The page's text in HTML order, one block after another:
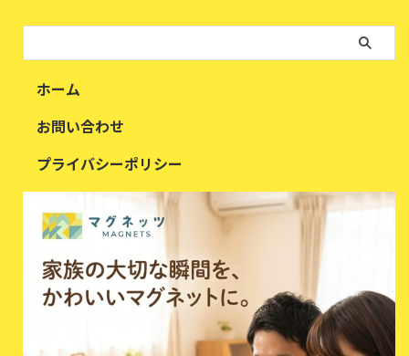
ホーム
お問い合わせ
プライバシーポリシー